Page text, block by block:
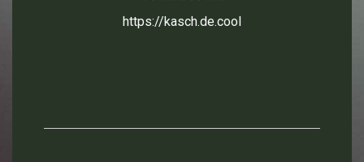
https://kasch.de.cool